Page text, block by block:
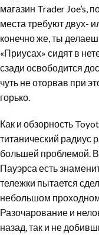
магазин Trader Joe’s,
места требуют двух-
конечно же, ты
«Приусах» сидят в
сзади освободится
чуть не оторвав при
горько.
Как и обзорность
титанический радиус
большей проблемой.
Пауэрса есть
тележки пытается
небольшом
Разочарование и
назад, так и не